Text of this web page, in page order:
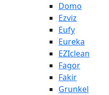
Domo
Ezviz
Eufy
Eureka
EZIclean
Fagor
Fakir
Grunkel